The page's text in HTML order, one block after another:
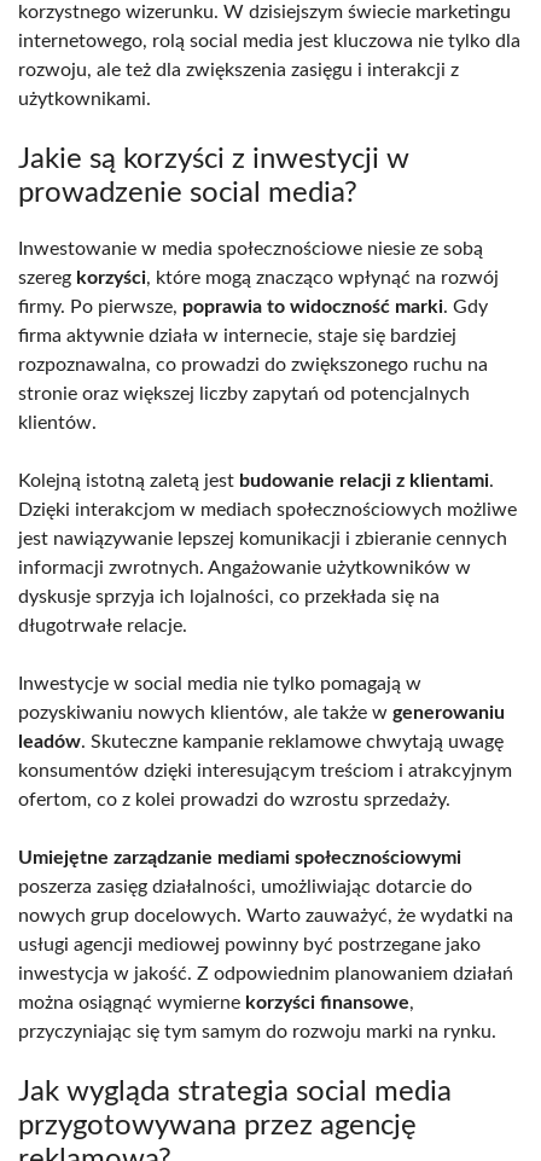
korzystnego wizerunku. W dzisiejszym świecie marketingu
internetowego, rolą social media jest kluczowa nie tylko dla
rozwoju, ale też dla zwiększenia zasięgu i interakcji z
użytkownikami.
Jakie są korzyści z inwestycji w
prowadzenie social media?
Inwestowanie w media społecznościowe niesie ze sobą
szereg korzyści, które mogą znacząco wpłynąć na rozwój
firmy. Po pierwsze, poprawia to widoczność marki. Gdy
firma aktywnie działa w internecie, staje się bardziej
rozpoznawalna, co prowadzi do zwiększonego ruchu na
stronie oraz większej liczby zapytań od potencjalnych
klientów.
Kolejną istotną zaletą jest budowanie relacji z klientami.
Dzięki interakcjom w mediach społecznościowych możliwe
jest nawiązywanie lepszej komunikacji i zbieranie cennych
informacji zwrotnych. Angażowanie użytkowników w
dyskusje sprzyja ich lojalności, co przekłada się na
długotrwałe relacje.
Inwestycje w social media nie tylko pomagają w
pozyskiwaniu nowych klientów, ale także w generowaniu
leadów. Skuteczne kampanie reklamowe chwytają uwagę
konsumentów dzięki interesującym treściom i atrakcyjnym
ofertom, co z kolei prowadzi do wzrostu sprzedaży.
Umiejętne zarządzanie mediami społecznościowymi
poszerza zasięg działalności, umożliwiając dotarcie do
nowych grup docelowych. Warto zauważyć, że wydatki na
usługi agencji mediowej powinny być postrzegane jako
inwestycja w jakość. Z odpowiednim planowaniem działań
można osiągnąć wymierne korzyści finansowe,
przyczyniając się tym samym do rozwoju marki na rynku.
Jak wygląda strategia social media
przygotowywana przez agencję